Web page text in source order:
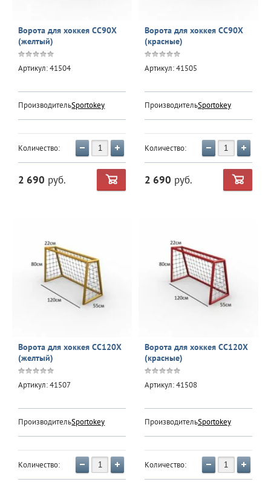
Ворота для хоккея CC90Х
(желтый)
Артикул:41504
Производитель:Sportokey
Количество:
2 690 руб.
Ворота для хоккея CC90Х
(красные)
Артикул:41505
Производитель:Sportokey
Количество:
2 690 руб.
Ворота для хоккея CC120Х
(желтый)
Артикул:41507
Производитель:Sportokey
Количество:
Ворота для хоккея CC120Х
(красные)
Артикул:41508
Производитель:Sportokey
Количество: